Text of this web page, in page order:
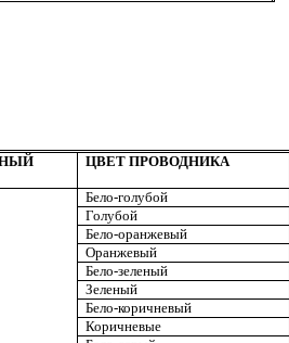
ЦВЕТ ПРОВОДНИКА
Бело-голубой
Голубой
Бело-оранжевый
Оранжевый
Бело-зеленый
Зеленый
Бело-коричневый
Коричневые